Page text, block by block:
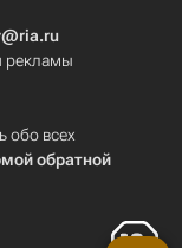
рекламы
обо всех
обратной